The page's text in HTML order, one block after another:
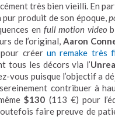
très bien vieilli. En
pur produit de son époque,
en full motion video
de l’original,Aaron
créerun remake très
tous les décors via l’
vous puisque l’objectif a
contribuer à
$130 (113 €) pour
faire preuve de